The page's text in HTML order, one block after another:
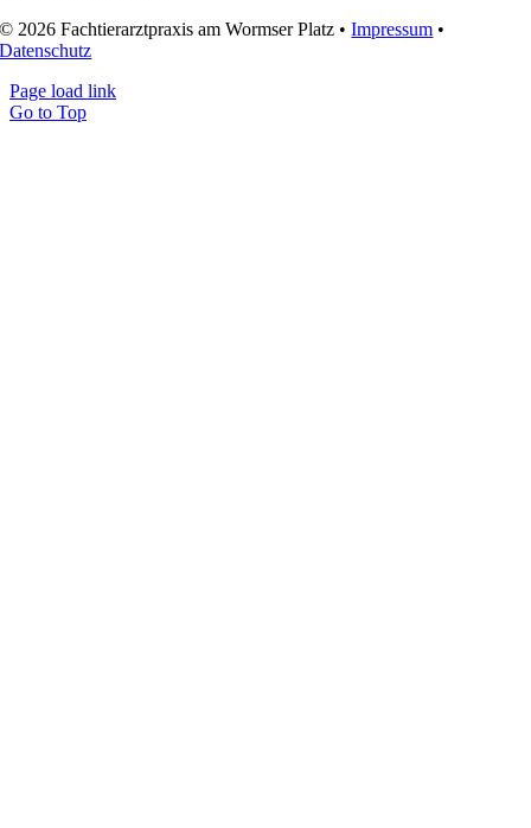
© 2026 Fachtierarztpraxis am Wormser Platz •Impressum •
Datenschutz
Page load link
Go to Top